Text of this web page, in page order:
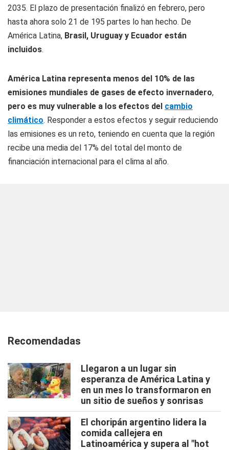
2035. El plazo de presentación finalizó en febrero, pero
hasta ahora solo 21 de 195 partes lo han hecho. De
América Latina, Brasil, Uruguay y Ecuador están
incluidos.
América Latina representa menos del 10% de las
emisiones mundiales de gases de efecto invernadero,
pero es muy vulnerable a los efectos del cambio
climático. Responder a estos efectos y seguir reduciendo
las emisiones es un reto, teniendo en cuenta que la región
recibe una media del 17% del total del monto de
financiación internacional para el clima al año.
Recomendadas
Llegaron a un lugar sin
esperanza de América Latina y
en un mes lo transformaron en
un sitio de sueños y sonrisas
El choripán argentino lidera la
comida callejera en
Latinoamérica y supera al "hot